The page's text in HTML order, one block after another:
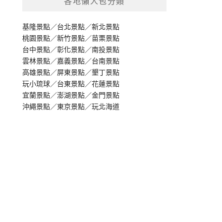
基隆景點／台北景點／新北景點
桃園景點／新竹景點／苗栗景點
台中景點／彰化景點／南投景點
雲林景點／嘉義景點／台南景點
高雄景點／屏東景點／墾丁景點
玩小琉球／台東景點／花蓮景點
宜蘭景點／澎湖景點／金門景點
沖繩景點／東京景點／玩北海道